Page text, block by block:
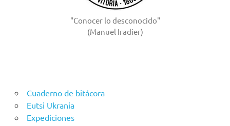
"Conocer lo desconocido"
(Manuel Iradier)
Cuaderno de bitácora
Eutsi Ukrania
Expediciones